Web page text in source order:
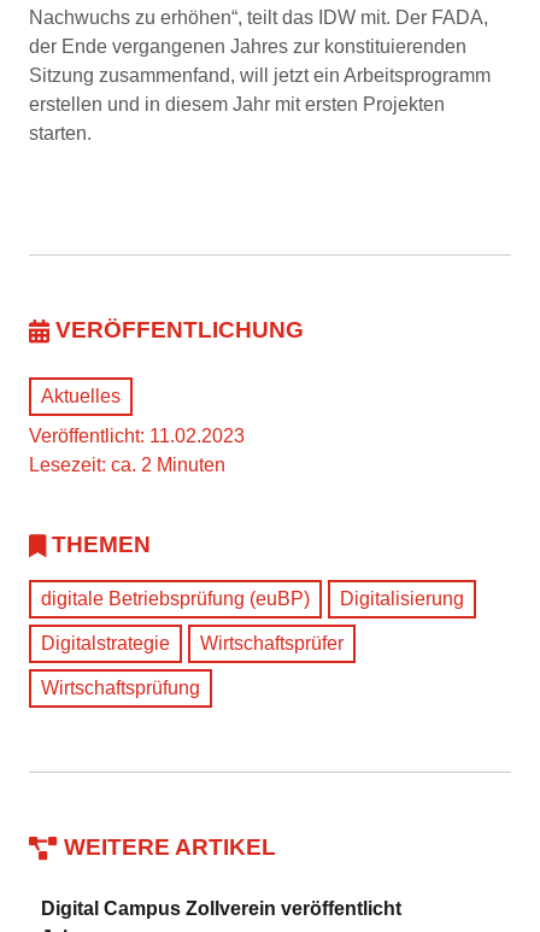
Nachwuchs zu erhöhen“, teilt das IDW mit. Der FADA,
der Ende vergangenen Jahres zur konstituierenden
Sitzung zusammenfand, will jetzt ein Arbeitsprogramm
erstellen und in diesem Jahr mit ersten Projekten
starten.
VERÖFFENTLICHUNG
Aktuelles
Veröffentlicht: 11.02.2023
Lesezeit: ca. 2 Minuten
THEMEN
digitale Betriebsprüfung (euBP) Digitalisierung
Digitalstrategie Wirtschaftsprüfer
Wirtschaftsprüfung
WEITERE ARTIKEL
Digital Campus Zollverein veröffentlicht